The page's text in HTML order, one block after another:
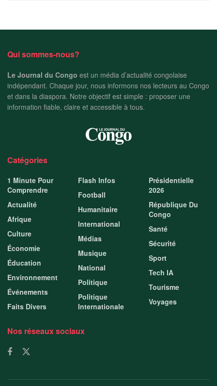
Qui sommes-nous?
Le Journal du Congo est un média d’actualité congolaise
indépendant. Chaque jour, nous informons nos lecteurs au Congo
et dans la diaspora. Notre objectif est simple : proposer une
information fiable, claire et accessible à tous.
Catégories
1 Minute Pour
Comprendre
Actualité
Afrique
Culture
Économie
Éducation
Environnement
Événements
Faits Divers
Flash Infos
Football
Humanitaire
International
Médias
Musique
National
Politique
Politique
Internationale
Présidentielle
2026
République Du
Congo
Santé
Sécurité
Sport
Tech IA
Tourisme
Voyages
Nos réseaux sociaux